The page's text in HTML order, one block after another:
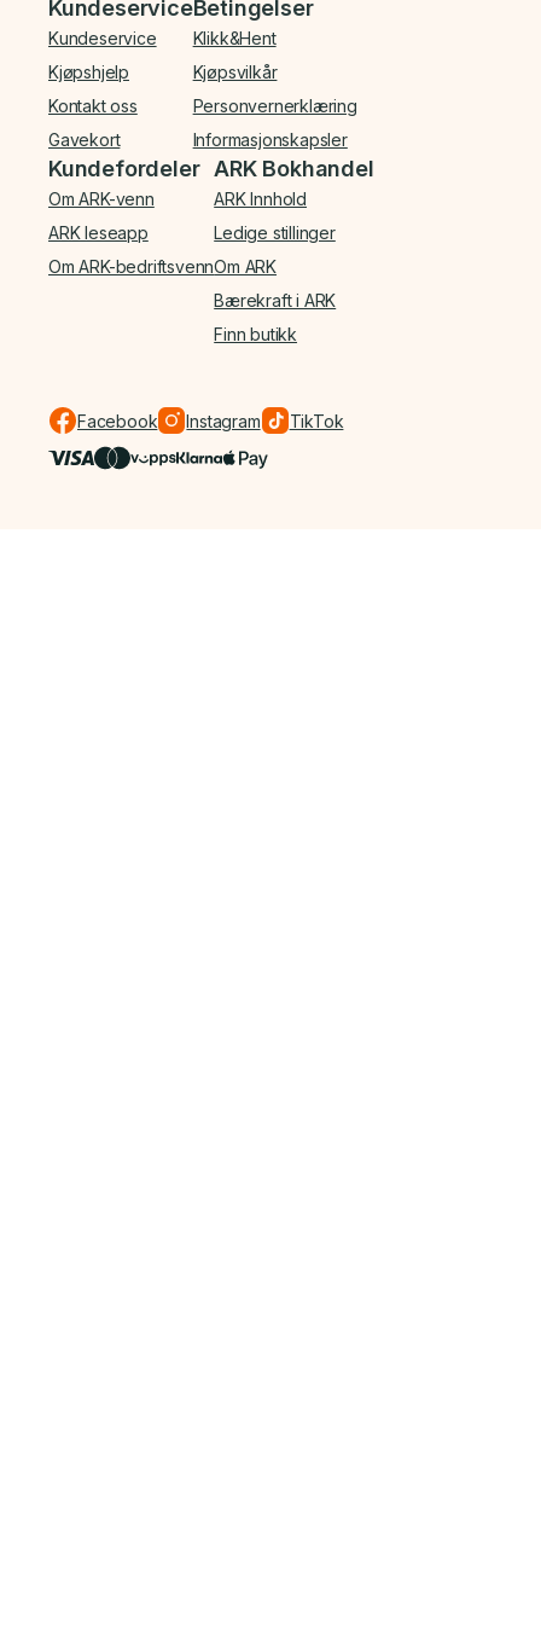
Bunnmeny
Kundeservice
Kundeservice
Kjøpshjelp
Kontakt oss
Gavekort
Betingelser
Klikk&Hent
Kjøpsvilkår
Personvernerklæring
Informasjonskapsler
Kundefordeler
Om ARK-venn
ARK leseapp
Om ARK-bedriftsvenn
ARK Bokhandel
ARK Innhold
Ledige stillinger
Om ARK
Bærekraft i ARK
Finn butikk
Facebook Instagram TikTok